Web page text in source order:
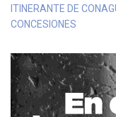
ITINERANTE DE
CONCESIONES